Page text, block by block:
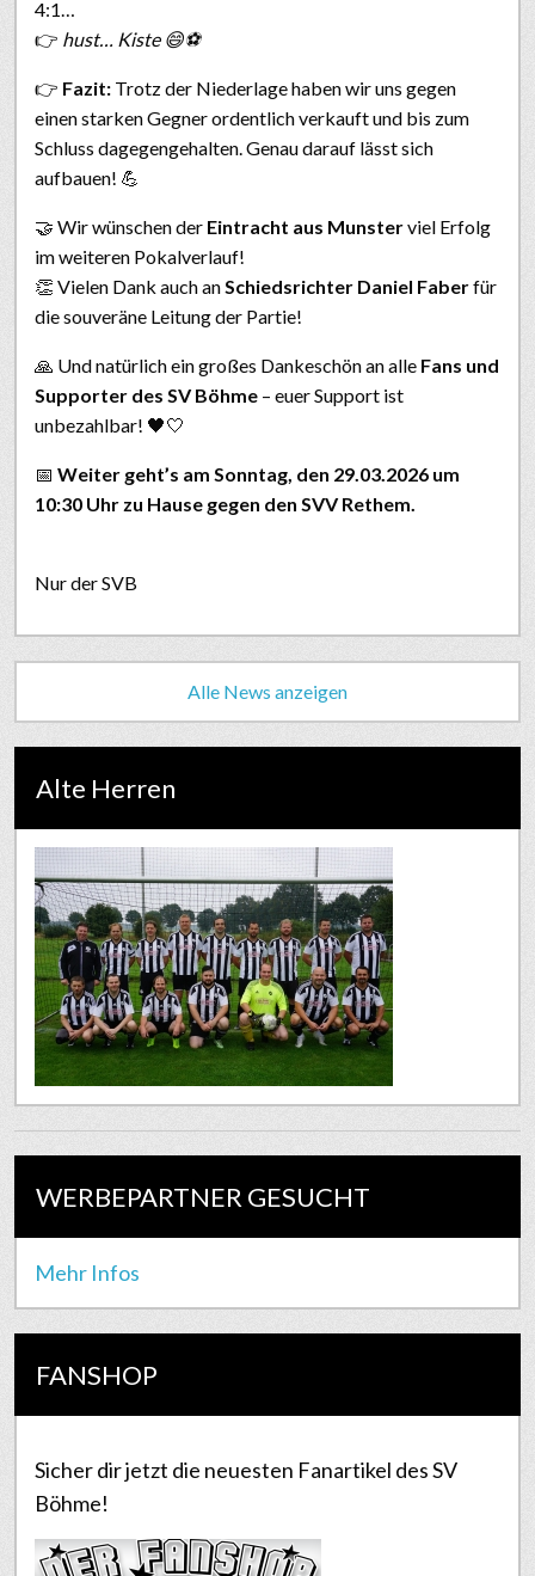
4:1…
👉 hust… Kiste 😄⚽
👉 Fazit: Trotz der Niederlage haben wir uns gegen
einen starken Gegner ordentlich verkauft und bis zum
Schluss dagegengehalten. Genau darauf lässt sich
aufbauen! 💪
🤝 Wir wünschen der Eintracht aus Munsterviel Erfolg
im weiteren Pokalverlauf!
👏 Vielen Dank auch an Schiedsrichter Daniel Faberfür
die souveräne Leitung der Partie!
🙏 Und natürlich ein großes Dankeschön an alle Fans und
Supporter des SV Böhme – euer Support ist
unbezahlbar! 🖤🤍
📅 Weiter geht’s am Sonntag, den 29.03.2026 um
10:30 Uhr zu Hause gegen den SVV Rethem.
Nur der SVB
Alle News anzeigen
Alte Herren
WERBEPARTNER GESUCHT
Mehr Infos
FANSHOP
Sicher dir jetzt die neuesten Fanartikel des SV
Böhme!